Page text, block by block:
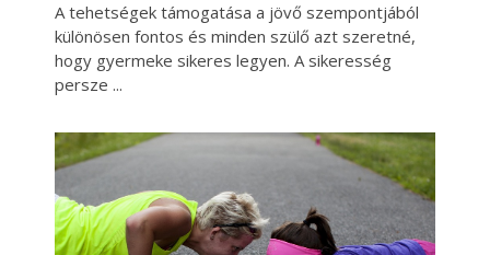
A tehetségek támogatása a jövő szempontjából
különösen fontos és minden szülő azt szeretné,
hogy gyermeke sikeres legyen. A sikeresség
persze